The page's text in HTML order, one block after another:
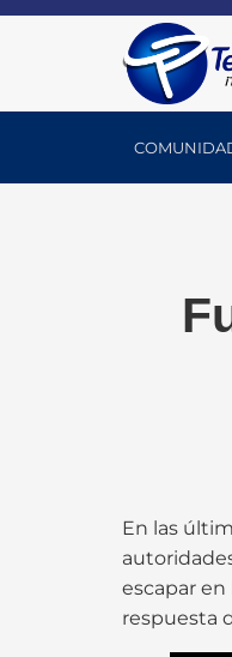
En las
escapar
respuesta